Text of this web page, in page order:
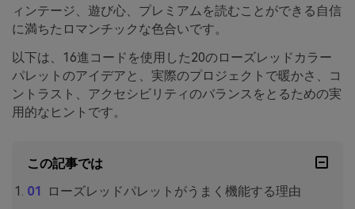
ィンテージ、遊び心、プレミアムを読むことができる自信
に満ちたロマンチックな色合いです。
以下は、16進コードを使用した20のローズレッドカラー
パレットのアイデアと、実際のプロジェクトで暖かさ、コ
ントラスト、アクセシビリティのバランスをとるための実
用的なヒントです。
この記事では
ローズレッドパレットがうまく機能する理由